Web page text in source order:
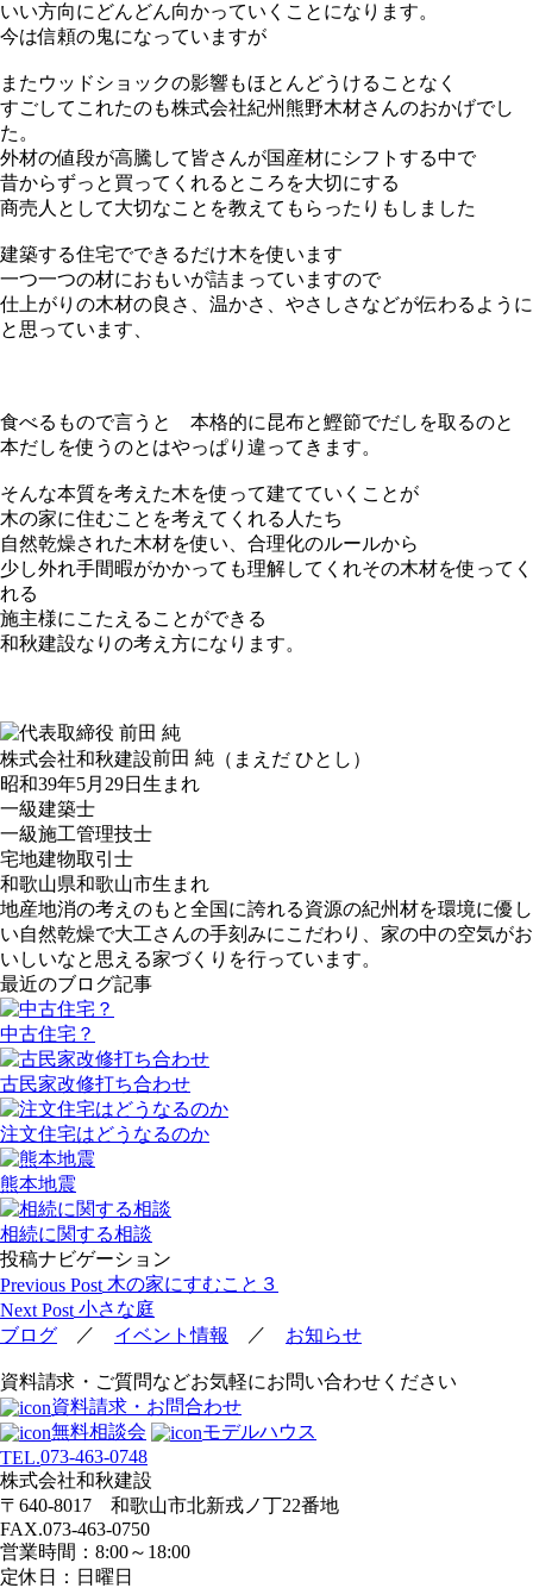
いい方向にどんどん向かっていくことになります。
今は信頼の鬼になっていますが
またウッドショックの影響もほとんどうけることなく
すごしてこれたのも株式会社紀州熊野木材さんのおかげでし
た。
外材の値段が高騰して皆さんが国産材にシフトする中で
昔からずっと買ってくれるところを大切にする
商売人として大切なことを教えてもらったりもしました
建築する住宅でできるだけ木を使います
一つ一つの材におもいが詰まっていますので
仕上がりの木材の良さ、温かさ、やさしさなどが伝わるように
と思っています、
食べるもので言うと 本格的に昆布と鰹節でだしを取るのと
本だしを使うのとはやっぱり違ってきます。
そんな本質を考えた木を使って建てていくことが
木の家に住むことを考えてくれる人たち
自然乾燥された木材を使い、合理化のルールから
少し外れ手間暇がかかっても理解してくれその木材を使ってく
れる
施主様にこたえることができる
和秋建設なりの考え方になります。
株式会社和秋建設前田 純 （まえだ ひとし）
昭和39年5月29日生まれ
一級建築士
一級施工管理技士
宅地建物取引士
和歌山県和歌山市生まれ
地産地消の考えのもと全国に誇れる資源の紀州材を環境に優し
い自然乾燥で大工さんの手刻みにこだわり、家の中の空気がお
いしいなと思える家づくりを行っています。
最近のブログ記事
中古住宅？
古民家改修打ち合わせ
注文住宅はどうなるのか
熊本地震
相続に関する相談
投稿ナビゲーション
Previous Post 木の家にすむこと３
Next Post 小さな庭
ブログ ／ イベント情報 ／ お知らせ
資料請求・ご質問などお気軽にお問い合わせください
資料請求・お問合わせ
無料相談会
モデルハウス
TEL.073-463-0748
株式会社和秋建設
〒640-8017 和歌山市北新戎ノ丁22番地
FAX.073-463-0750
営業時間：8:00～18:00
定休日：日曜日